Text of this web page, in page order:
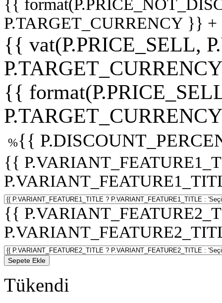
{{
P.TARGET_CURRENCY }}
{{ vat(P.PRICE_SELL,
{{
%{{
{{
{{
Sepete Ekle
Tükendi